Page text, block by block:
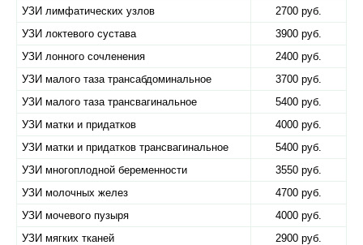
УЗИ лимфатических узлов
2700 руб.
УЗИ локтевого сустава
3900 руб.
УЗИ лонного сочленения
2400 руб.
УЗИ малого таза трансабдоминальное
3700 руб.
УЗИ малого таза трансвагинальное
5400 руб.
УЗИ матки и придатков
4000 руб.
УЗИ матки и придатков трансвагинальное
5400 руб.
УЗИ многоплодной беременности
3550 руб.
УЗИ молочных желез
4700 руб.
УЗИ мочевого пузыря
4000 руб.
УЗИ мягких тканей
2900 руб.